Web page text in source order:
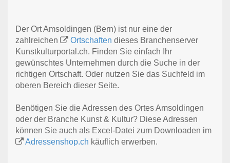
Der Ort Amsoldingen (Bern) ist nur eine der
zahlreichen
Ortschaften dieses Branchenserver
Kunstkulturportal.ch. Finden Sie einfach Ihr
gewünschtes Unternehmen durch die Suche in der
richtigen Ortschaft. Oder nutzen Sie das Suchfeld im
oberen Bereich dieser Seite.
Benötigen Sie die Adressen des Ortes Amsoldingen
oder der Branche Kunst & Kultur? Diese Adressen
können Sie auch als Excel-Datei zum Downloaden im
Adressenshop.ch käuflich erwerben.